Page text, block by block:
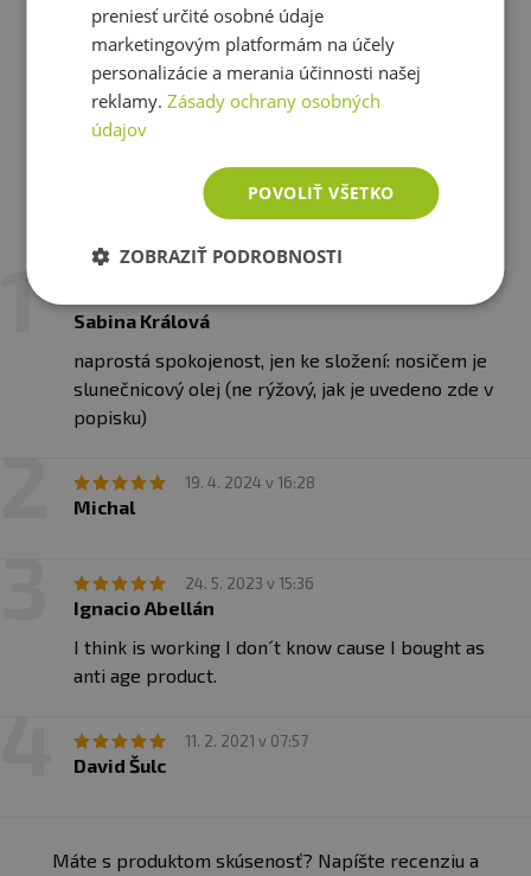
skladom
Zobraziť všetky produkty v akcii
Sabina Králová
naprostá spokojenost, jen ke složení: nosičem je
slunečnicový olej (ne rýžový, jak je uvedeno zde v
popisku)
19. 4. 2024 v 16:28
Michal
24. 5. 2023 v 15:36
Ignacio Abellán
I think is working I don´t know cause I bought as
anti age product.
11. 2. 2021 v 07:57
David Šulc
Máte s produktom skúsenosť? Napíšte recenziu a
preniesť určité osobné údaje
marketingovým platformám na účely
personalizácie a merania účinnosti našej
reklamy.Zásady ochrany osobných
údajov
POVOLIŤ VŠETKO
ZOBRAZIŤ PODROBNOSTI